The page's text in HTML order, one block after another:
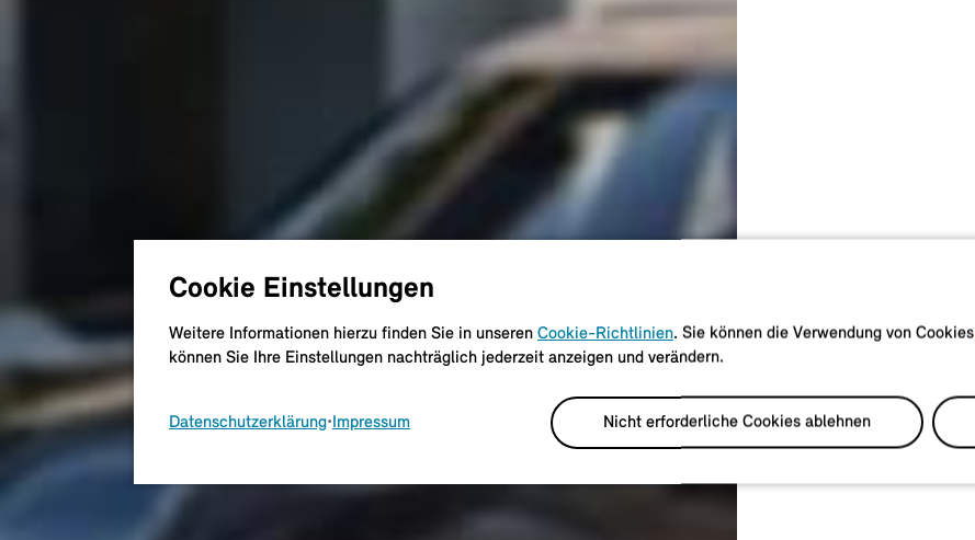
Cookie Einstellungen
Weitere Informationen hierzu finden Sie in unseren Cookie-Richtlinien. Sie können die Verwendung von Cookies
können Sie Ihre Einstellungen nachträglich jederzeit anzeigen und verändern.
Nicht erforderliche Cookies ablehnen
Datenschutzerklärung•Impressum